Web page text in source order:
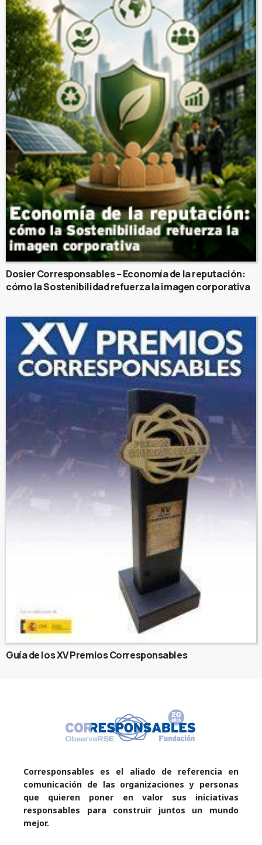
Dosier Corresponsables – Economía de la reputación:
cómo la Sostenibilidad refuerza la imagen corporativa
Guía de los XV Premios Corresponsables
Corresponsables es el aliado de referencia en
comunicación de las organizaciones y personas
que quieren poner en valor sus iniciativas
responsables para construir juntos un mundo
mejor.